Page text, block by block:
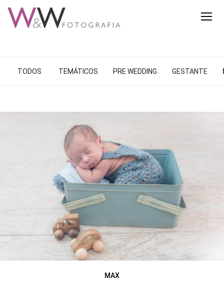
TODOS TEMÁTICOS PRE WEDDING GESTANTE
MAX